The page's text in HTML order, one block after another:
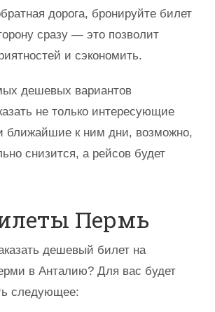
дорога, бронируйте билет
сразу — это позволит
и сэкономить.
дешевых вариантов
не только интересующие
ближайшие к ним дни, возможно,
снизится, а рейсов будет
Пермь
дешевый билет на
в Анталию? Для вас будет
следующее: